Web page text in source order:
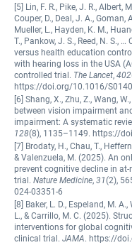
[5] Lin, F. R., Pike, J. R., Albert,
Couper, D., Deal, J. A., Goman,
Mueller, L., Hayden, K. M.,
T., Pankow, J. S., Reed, N. S.,
versus health education
with hearing loss in the USA
controlled trial. The Lancet, 402
https://doi.org/10.1016/
[6] Shang, X., Zhu, Z., Wang,
between vision impairment
impairment: A systematic
128(8), 1135–1149. https://
[7] Brodaty, H., Chau, T.,
& Valenzuela, M. (2025). An
prevent cognitive decline in
trial. Nature Medicine, 31(2),
024-03351-6
[8] Baker, L. D., Espeland, M.
L., & Carrillo, M. C. (2025).
interventions for global
clinical trial. JAMA. https://